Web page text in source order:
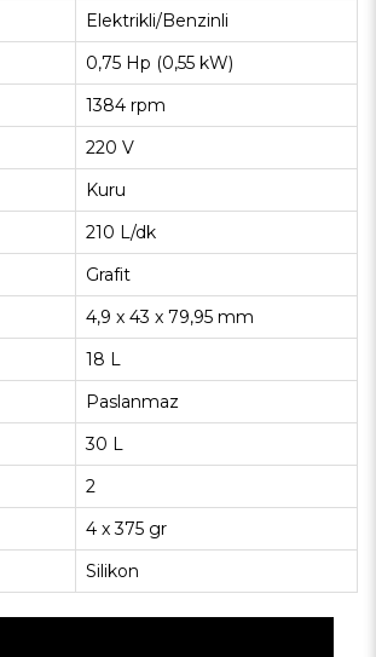
Elektrikli/Benzinli
0,75 Hp (0,55 kW)
1384 rpm
220 V
Kuru
210 L/dk
Grafit
4,9 x 43 x 79,95 mm
18 L
Paslanmaz
30 L
2
4 x 375 gr
Silikon